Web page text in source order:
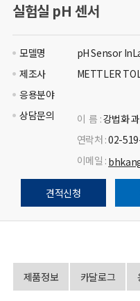
실험실 pH 센서
모델명
pH Sensor
제조사
METTLER
응용분야
상담문의
이 름 :강법화
연락처 :02-
이메일 :
견적신청
제품정보 카달로그